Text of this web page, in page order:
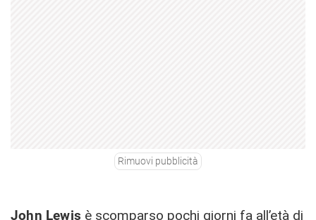
Rimuovi pubblicità
John Lewis è scomparso pochi giorni fa all’età di